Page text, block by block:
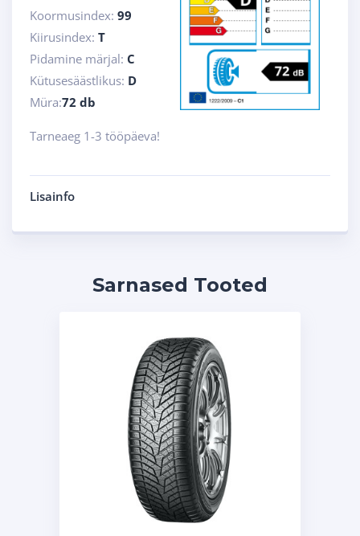
Koormusindex: 99
Kiirusindex: T
Pidamine märjal: C
Kütusesäästlikus: D
Müra:72 db
Tarneaeg 1-3 tööpäeva!
Lisainfo
Sarnased Tooted